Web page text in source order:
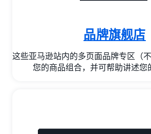
品牌旗舰店
这些亚马逊站内的多页面品牌专区（
您的商品组合，并可帮助讲述您